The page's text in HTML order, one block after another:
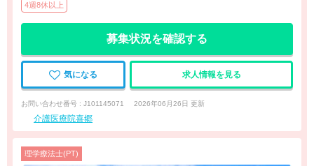
4週8休以上
募集状況を確認する
気になる 求人情報を見る
お問い合わせ番号 : J101145071 2026年06月26日 更新
介護医療院喜郷
理学療法士(PT)